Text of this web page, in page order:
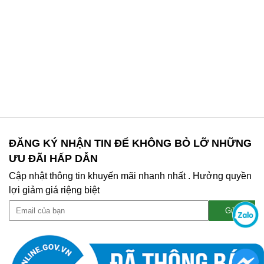
ĐĂNG KÝ NHẬN TIN ĐỂ KHÔNG BỎ LỠ NHỮNG
ƯU ĐÃI HẤP DẪN
Cập nhật thông tin khuyến mãi nhanh nhất . Hưởng quyền
lợi giảm giá riệng biệt